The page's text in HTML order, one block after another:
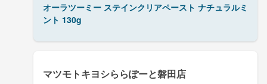
オーラツーミー ステインクリアペースト ナチュラルミ
ント 130g
マツモトキヨシららぽーと磐田店